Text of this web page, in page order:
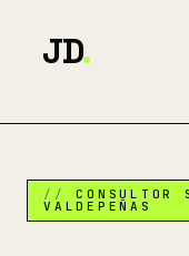
JD.
CONSULTOR
VALDEPEÑAS